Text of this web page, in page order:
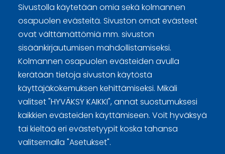
Sivustolla käytetään omia sekä kolmannen
osapuolen evästeitä. Sivuston omat evästeet
ovat välttämättömiä mm. sivuston
sisäänkirjautumisen mahdollistamiseksi.
Kolmannen osapuolen evästeiden avulla
kerätään tietoja sivuston käytöstä
käyttäjäkokemuksen kehittämiseksi. Mikäli
valitset "HYVÄKSY KAIKKI", annat suostumuksesi
kaikkien evästeiden käyttämiseen. Voit hyväksyä
tai kieltää eri evästetyypit koska tahansa
valitsemalla "Asetukset".
Curling Finland
Curling.fi
Curling Finland